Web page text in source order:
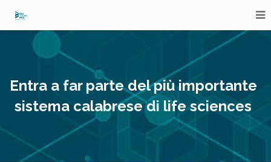
Entra a far parte del più importante
sistema calabrese di life sciences